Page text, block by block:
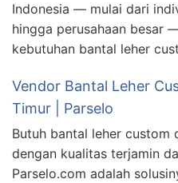
Indonesia — mulai dari
hingga perusahaan besar
kebutuhan bantal leher
Vendor Bantal Leher
Timur | Parselo
Butuh bantal leher custom
dengan kualitas terjamin
Parselo.com adalah